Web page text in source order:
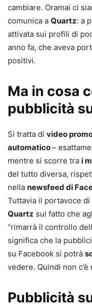
cambiare. Oramai ci
comunica a Quartz: a
attivata sui profili di
anno fa, che aveva
positivi.
Ma in cosa
pubblicità
Si tratta di video
automatico–
mentre si scorre tra i
del tutto diversa,
nella newsfeed di
Tuttavia il portavoce
Quartz sul fatto che
“rimarrà il controllo
significa che la
su Facebook si potrà
vedere. Quindi non
Pubblicità